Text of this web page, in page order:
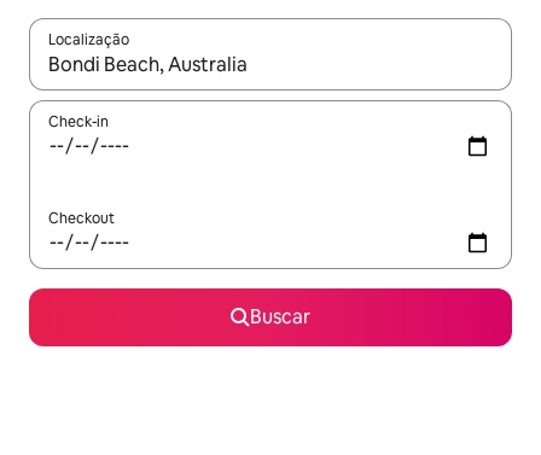
Localização
Quando os resultados estiverem disponíveis, explore-os
Check-in
Checkout
Buscar